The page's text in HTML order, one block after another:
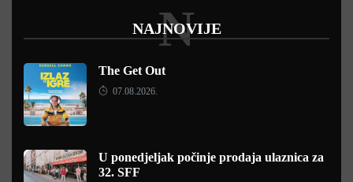
NAJNOVIJE
N
The Get Out
07.08.2026.
U ponedjeljak počinje prodaja ulaznica za
32. SFF